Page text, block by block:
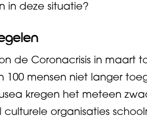
in deze situatie?
de Coronacrisis in maart
100 mensen niet langer
kregen het meteen
organisaties